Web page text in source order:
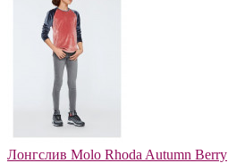
Лонгслив Molo Rhoda Autumn Berry